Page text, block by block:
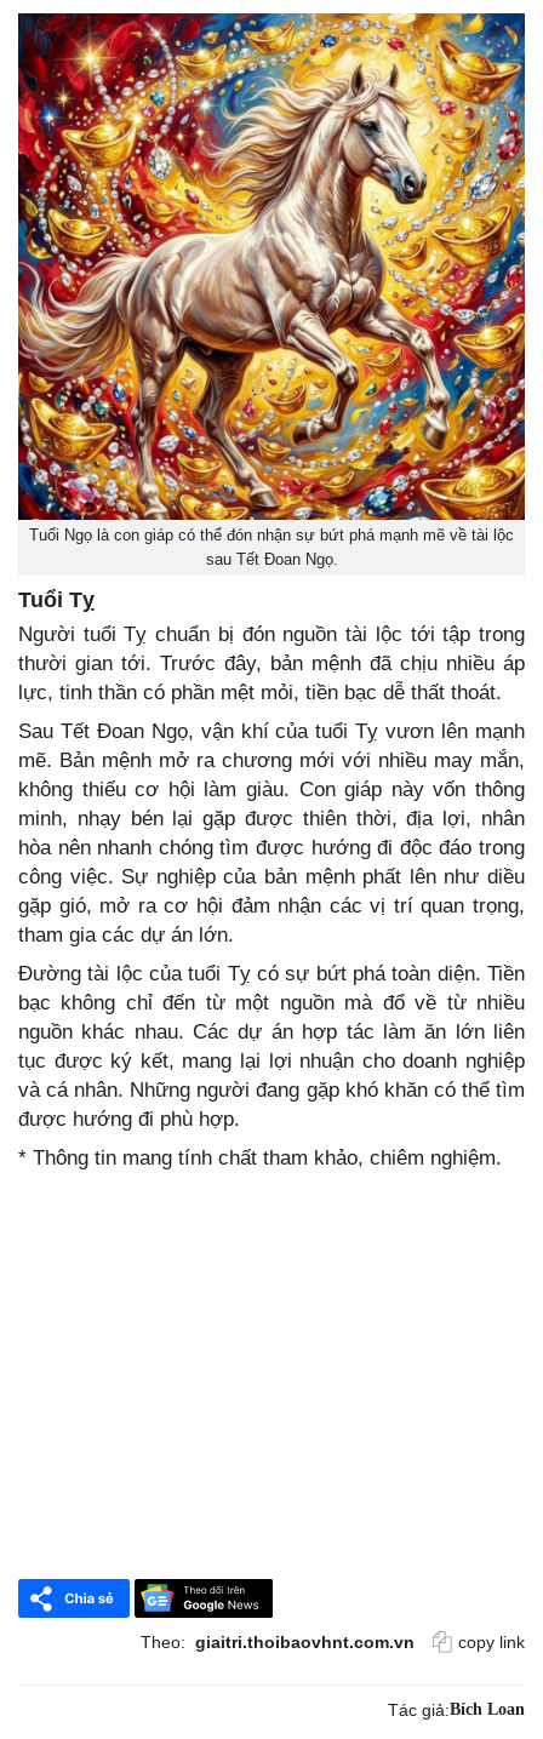
Tuổi Ngọ là con giáp có thể đón nhận sự bứt phá mạnh mẽ về tài lộc
sau Tết Đoan Ngọ.
Tuổi Tỵ
Người tuổi Tỵ chuẩn bị đón nguồn tài lộc tới tập trong
thười gian tới. Trước đây, bản mệnh đã chịu nhiều áp
lực, tinh thần có phần mệt mỏi, tiền bạc dễ thất thoát.
Sau Tết Đoan Ngọ, vận khí của tuổi Tỵ vươn lên mạnh
mẽ. Bản mệnh mở ra chương mới với nhiều may mắn,
không thiếu cơ hội làm giàu. Con giáp này vốn thông
minh, nhạy bén lại gặp được thiên thời, địa lợi, nhân
hòa nên nhanh chóng tìm được hướng đi độc đáo trong
công việc. Sự nghiệp của bản mệnh phất lên như diều
gặp gió, mở ra cơ hội đảm nhận các vị trí quan trọng,
tham gia các dự án lớn.
Đường tài lộc của tuổi Tỵ có sự bứt phá toàn diện. Tiền
bạc không chỉ đến từ một nguồn mà đổ về từ nhiều
nguồn khác nhau. Các dự án hợp tác làm ăn lớn liên
tục được ký kết, mang lại lợi nhuận cho doanh nghiệp
và cá nhân. Những người đang gặp khó khăn có thể tìm
được hướng đi phù hợp.
* Thông tin mang tính chất tham khảo, chiêm nghiệm.
Theo: giaitri.thoibaovhnt.com.vn copy link
Tác giả:Bích Loan